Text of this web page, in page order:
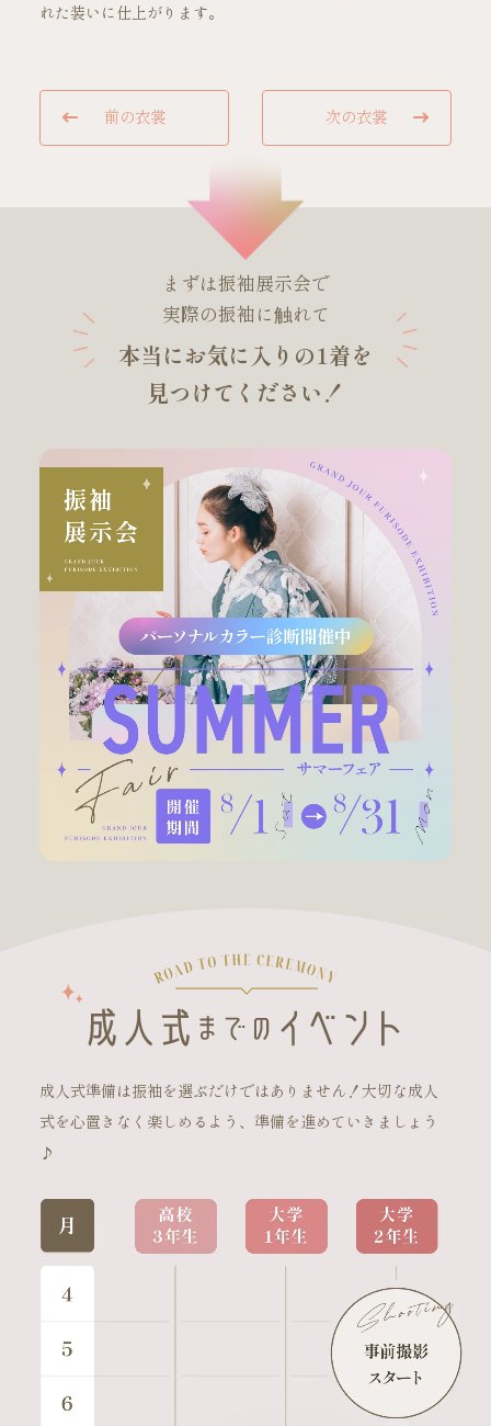
ご試着・見学予約
れた装いに仕上がります。
前の衣裳 次の衣裳
まずは振袖展示会で
実際の振袖に触れて
本当にお気に入りの1着を
見つけてください！
成人式準備は振袖を選ぶだけではありません！大切な成人
式を心置きなく楽しめるよう、準備を進めていきましょう
♪